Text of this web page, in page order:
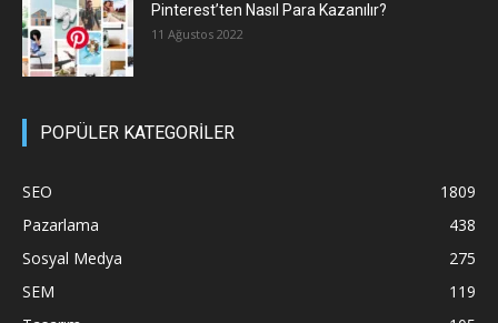
Pinterest’ten Nasıl Para Kazanılır?
11 Ağustos 2022
POPÜLER KATEGORİLER
SEO
1809
Pazarlama
438
Sosyal Medya
275
SEM
119